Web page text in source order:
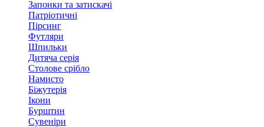
Запонки та затискачі
Патріотичні
Пірсинг
Футляри
Шпильки
Дитяча серія
Столове срібло
Намисто
Біжутерія
Ікони
Бурштин
Сувеніри